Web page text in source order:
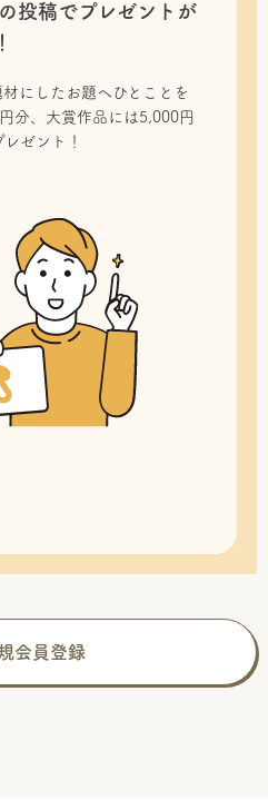
投稿でプレゼントが
にしたお題へひとことを
分、大賞作品には5,000円
ゼント！
会員登録